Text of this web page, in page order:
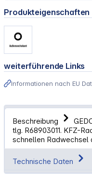
Produkteigenschaften
weiterführende Links
Informationen nach EU
Beschreibung
tlg. R68903011. KFZ-
schnellen Radwechsel
Technische Daten